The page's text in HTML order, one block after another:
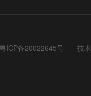
粤ICP备20022645号 技